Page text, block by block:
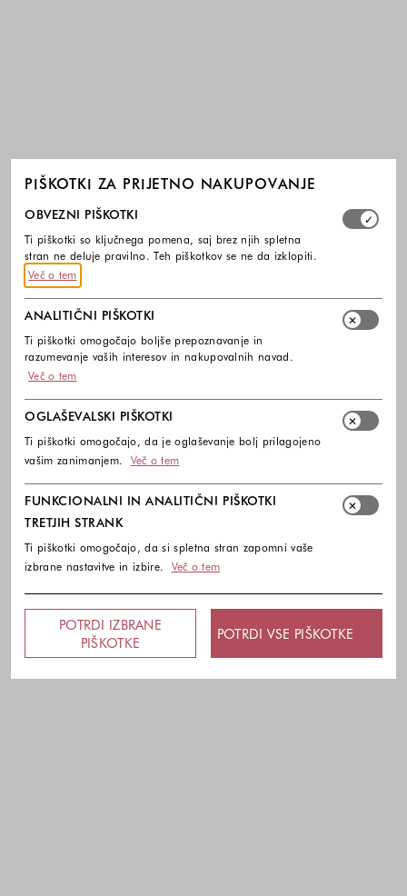
PIŠKOTKI ZA PRIJETNO NAKUPOVANJE
Izberite, katere skupine piškotkov dovolite. Obvezni
OBVEZNI PIŠKOTKI
Ti piškotki so ključnega pomena, saj brez njih spletna
stran ne deluje pravilno. Teh piškotkov se ne da izklopiti.
Več o tem
ANALITIČNI PIŠKOTKI
Ti piškotki omogočajo boljše prepoznavanje in
razumevanje vaših interesov in nakupovalnih navad.
Več o tem
OGLAŠEVALSKI PIŠKOTKI
Ti piškotki omogočajo, da je oglaševanje bolj prilagojeno
vašim zanimanjem.
Več o tem
FUNKCIONALNI IN ANALITIČNI PIŠKOTKI
TRETJIH STRANK
Ti piškotki omogočajo, da si spletna stran zapomni vaše
izbrane nastavitve in izbire.
Več o tem
POTRDI IZBRANE
PIŠKOTKE
POTRDI VSE PIŠKOTKE